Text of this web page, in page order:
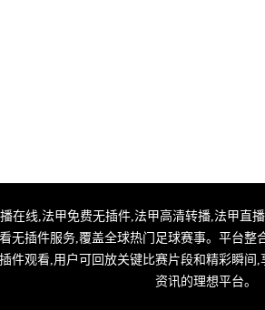
在线,法甲免费无插件,法甲高清转播,法甲直
无插件服务,覆盖全球热门足球赛事。平台
件观看,用户可回放关键比赛片段和精彩瞬
资讯的理想平台。